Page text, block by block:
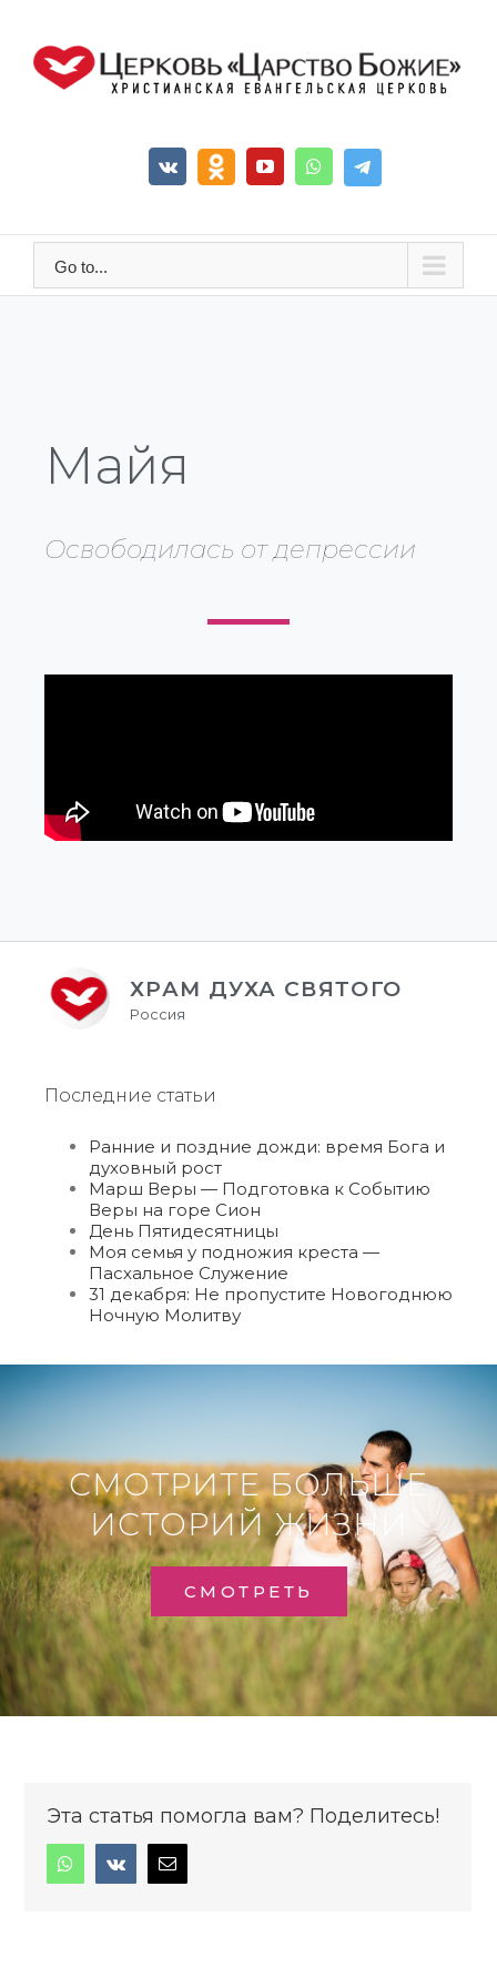
Go to...
Майя
Освободилась от депрессии
ХРАМ ДУХА СВЯТОГО
Россия
Последние статьи
Ранние и поздние дожди: время Бога и
духовный рост
Марш Веры — Подготовка к Событию
Веры на горе Сион
День Пятидесятницы
Моя семья у подножия креста —
Пасхальное Служение
31 декабря: Не пропустите Новогоднюю
Ночную Молитву
СМОТРИТЕ БОЛЬШЕ
ИСТОРИЙ ЖИЗНИ
СМОТРЕТЬ
Эта статья помогла вам? Поделитесь!